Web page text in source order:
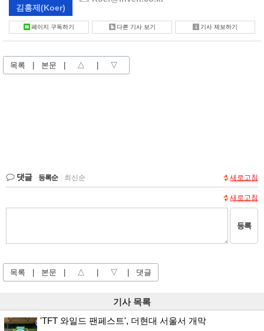
김홍제 (Koer)
페이지 구독하기 다른 기사 보기 기사 제보하기
목록 | 본문 | △ | ▽
댓글 등록순 최신순 새로고침
새로고침
등록
목록 | 본문 | △ | ▽ | 댓글
기사 목록
'TFT 와일드 팬페스트', 더현대 서울서 개막